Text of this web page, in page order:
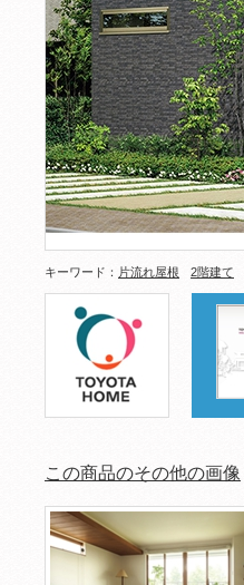
キーワード： 片流れ屋根 2階建て
この商品のその他の画像